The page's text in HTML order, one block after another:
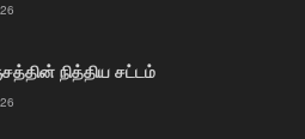
நித்திய சட்டம்